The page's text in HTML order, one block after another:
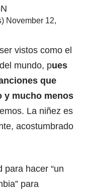
November 12,
vistos como el
mundo, pues
que
y mucho menos
La niñez es
acostumbrado
para hacer “un
para